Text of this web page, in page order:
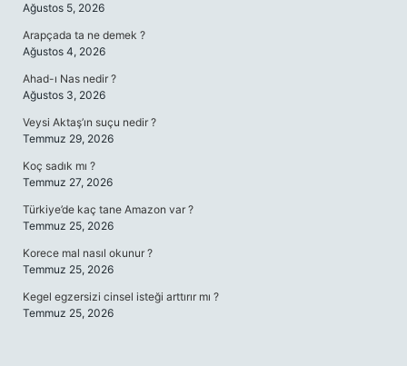
Ağustos 5, 2026
Arapçada ta ne demek ?
Ağustos 4, 2026
Ahad-ı Nas nedir ?
Ağustos 3, 2026
Veysi Aktaş’ın suçu nedir ?
Temmuz 29, 2026
Koç sadık mı ?
Temmuz 27, 2026
Türkiye’de kaç tane Amazon var ?
Temmuz 25, 2026
Korece mal nasıl okunur ?
Temmuz 25, 2026
Kegel egzersizi cinsel isteği arttırır mı ?
Temmuz 25, 2026